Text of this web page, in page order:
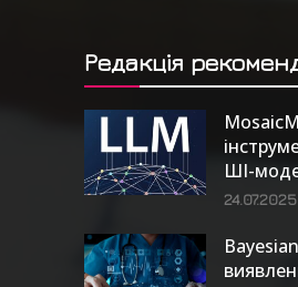
Редакція
ШІ-
24.07.2025